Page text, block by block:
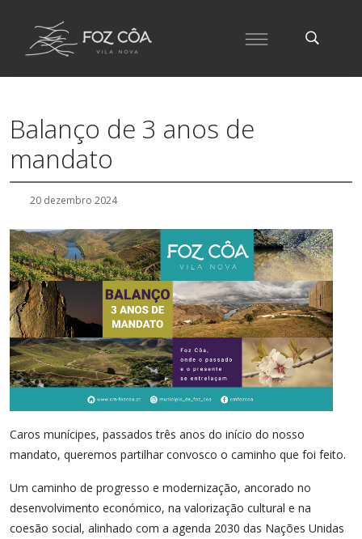
Balanço de 3 anos de
mandato
20 dezembro 2024
Caros munícipes, passados três anos do início do nosso
mandato, queremos partilhar convosco o caminho que foi feito.
Um caminho de progresso e modernização, ancorado no
desenvolvimento económico, na valorização cultural e na
coesão social, alinhado com a agenda 2030 das Nações Unidas